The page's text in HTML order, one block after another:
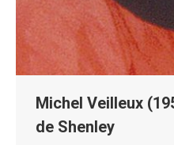
Michel Veilleux
de Shenley